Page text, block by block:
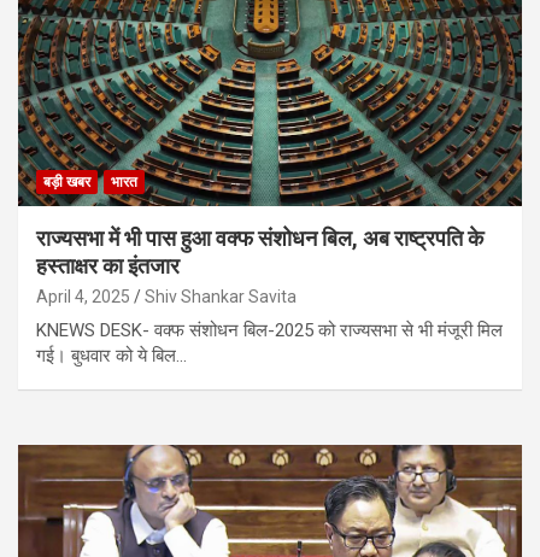
बड़ी खबर भारत
राज्यसभा में भी पास हुआ वक्फ संशोधन बिल, अब राष्ट्रपति के
हस्ताक्षर का इंतजार
April 4, 2025 Shiv Shankar Savita
KNEWS DESK- वक्फ संशोधन बिल-2025 को राज्यसभा से भी मंजूरी मिल
गई। बुधवार को ये बिल…